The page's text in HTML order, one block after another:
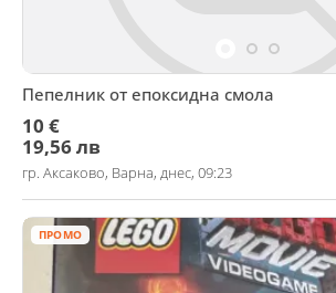
Пепелник от епоксидна смола
10 €
19,56 лв
гр. Аксаково, Варна, днес, 09:23
ПРОМО